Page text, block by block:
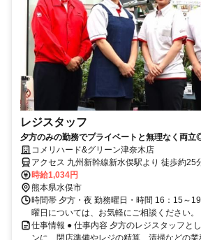
レジスタッフ
夕方のみの勤務でプライベートと無理なく両
ッフ（アルバイト）求人
コメリハード&グリーン津奈木店
アクセス 九州新幹線新水俣駅より 徒歩約25
時給1,034円
熊本県水俣市
時間帯 夕方・夜 勤務曜日・時間 16：15～
曜日については、お気軽にご相談ください。
仕事情報 ● 仕事内容 夕方のレジスタッフと
ンに、閉店準備やレジの精算、清掃などの